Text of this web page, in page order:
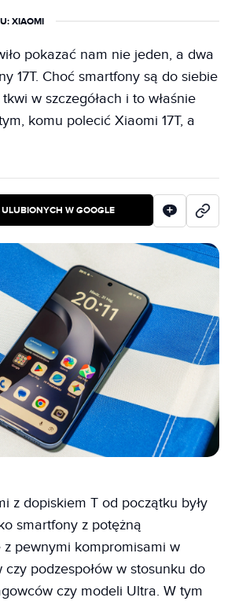
: XIAOMI
pokazać nam nie jeden, a dwa
17T. Choć smartfony są do siebie
w szczegółach i to właśnie
komu polecić Xiaomi 17T, a
W GOOGLE
z dopiskiem T od początku były
smartfony z potężną
pewnymi kompromisami w
podzespołów w stosunku do
czy modeli Ultra. W tym